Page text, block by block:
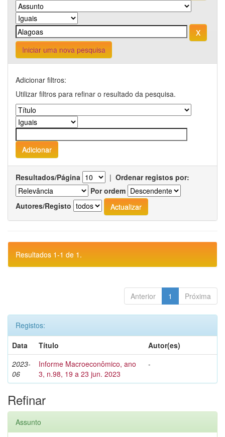
Iniciar uma nova pesquisa
Adicionar filtros:
Utilizar filtros para refinar o resultado da pesquisa.
Resultados/Página | Ordenar registos por:
Por ordem
Autores/Registo
Resultados 1-1 de 1.
Anterior 1 Próxima
Registos:
Data
Título
Autor(es)
2023-
06
Informe Macroeconômico, ano
3, n.98, 19 a 23 jun. 2023
-
Refinar
Assunto